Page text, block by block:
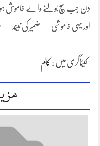
دن جب سچ بولنے والے خاموش ہو
اور یہی خاموشی — ضمیر کی
کیٹاگری میں : کالم